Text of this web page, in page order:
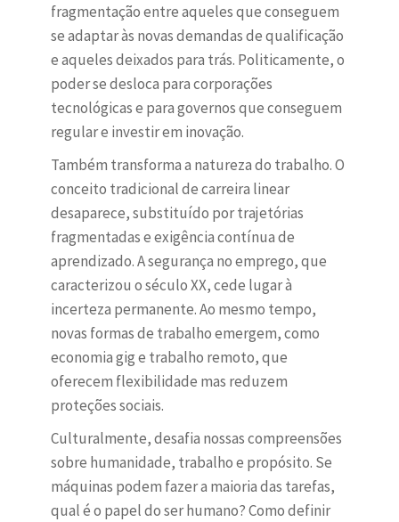
fragmentação entre aqueles que conseguem
se adaptar às novas demandas de qualificação
e aqueles deixados para trás. Politicamente, o
poder se desloca para corporações
tecnológicas e para governos que conseguem
regular e investir em inovação.
Também transforma a natureza do trabalho. O
conceito tradicional de carreira linear
desaparece, substituído por trajetórias
fragmentadas e exigência contínua de
aprendizado. A segurança no emprego, que
caracterizou o século XX, cede lugar à
incerteza permanente. Ao mesmo tempo,
novas formas de trabalho emergem, como
economia gig e trabalho remoto, que
oferecem flexibilidade mas reduzem
proteções sociais.
Culturalmente, desafia nossas compreensões
sobre humanidade, trabalho e propósito. Se
máquinas podem fazer a maioria das tarefas,
qual é o papel do ser humano? Como definir